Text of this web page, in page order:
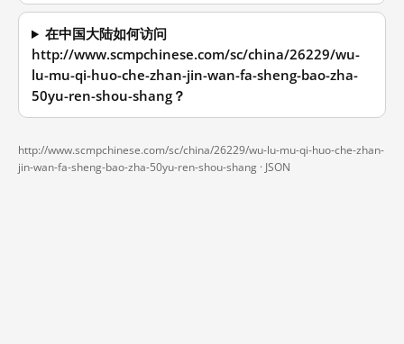
在中国大陆如何访问
http://www.scmpchinese.com/sc/china/26229/wu-
lu-mu-qi-huo-che-zhan-jin-wan-fa-sheng-bao-zha-
50yu-ren-shou-shang？
http://www.scmpchinese.com/sc/china/26229/wu-lu-mu-qi-huo-che-zhan-
jin-wan-fa-sheng-bao-zha-50yu-ren-shou-shang · JSON